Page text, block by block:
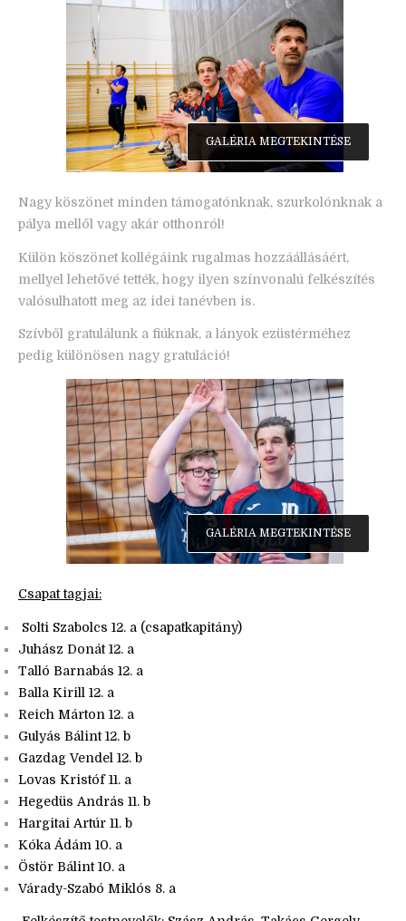
GALÉRIA MEGTEKINTÉSE
Nagy köszönet minden támogatónknak, szurkolónknak a
pálya mellől vagy akár otthonról!
Külön köszönet kollégáink rugalmas hozzáállásáért,
mellyel lehetővé tették, hogy ilyen színvonalú felkészítés
valósulhatott meg az idei tanévben is.
Szívből gratulálunk a fiúknak, a lányok ezüstérméhez
pedig különösen nagy gratuláció!
GALÉRIA MEGTEKINTÉSE
Csapat tagjai:
Solti Szabolcs 12. a (csapatkapitány)
Juhász Donát 12. a
Talló Barnabás 12. a
Balla Kirill 12. a
Reich Márton 12. a
Gulyás Bálint 12. b
Gazdag Vendel 12. b
Lovas Kristóf 11. a
Hegedüs András 11. b
Hargitai Artúr 11. b
Kóka Ádám 10. a
Östör Bálint 10. a
Várady-Szabó Miklós 8. a